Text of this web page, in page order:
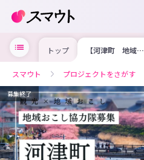
トップ 【河津町 地域お
こし協力隊】河津
う地域おこし協力
隊を募集！
スマウト プロジェクトをさがす
募集終了